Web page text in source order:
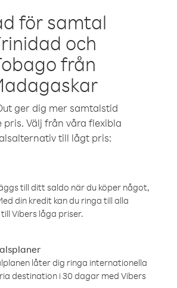
för samtal
och
från
ger dig mer samtalstid
pris. Välj från våra flexibla
till lågt pris:
till ditt saldo när du köper något,
din kredit kan du ringa till alla
Vibers låga priser.
låter dig ringa internationella
destination i 30 dagar med Vibers